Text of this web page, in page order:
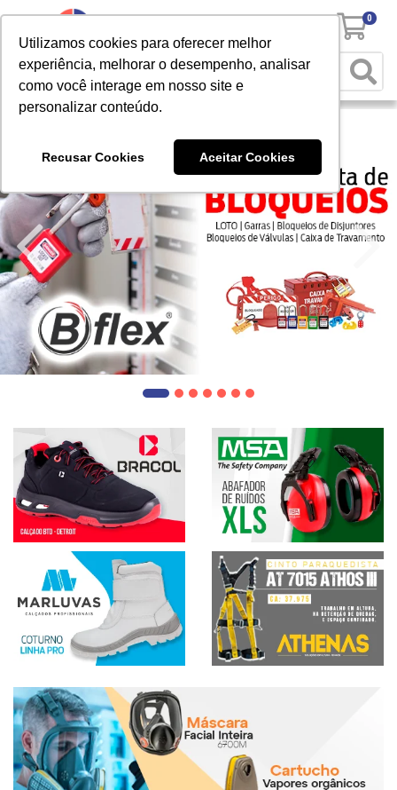
Utilizamos cookies para oferecer melhor
experiência, melhorar o desempenho, analisar
como você interage em nosso site e
personalizar conteúdo.
Recusar Cookies Aceitar Cookies
0